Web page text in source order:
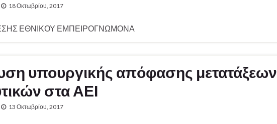
18 Οκτωβρίου, 2017
ΕΘΝΙΚΟΥ ΕΜΠΕΙΡΟΓΝΩΜΟΝΑ
υπουργικής απόφασης μετατάξεων
στα ΑΕΙ
13 Οκτωβρίου, 2017